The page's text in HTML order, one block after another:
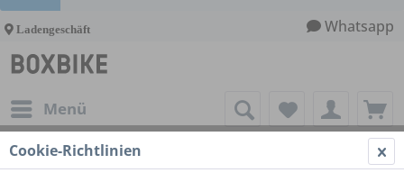
Ladengeschäft Whatsapp
Menü
Cookie-Richtlinien